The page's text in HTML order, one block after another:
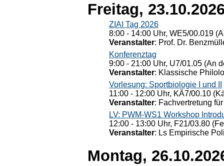
Freitag,
ZIAI Tag 2026
8:00 - 14:00 Uhr, WE5/00.019
Veranstalter: Prof. Dr.
Konferenztag
9:00 - 21:00 Uhr, U7/01.05 (An
Veranstalter: Klassische
Vorlesung: Sportbiologie I und II
11:00 - 12:00 Uhr, KÄ7/00.10
Veranstalter: Fachvertretung
LV: PWM-WS1 Workshop
12:00 - 13:00 Uhr, F21/03.80
Veranstalter: Ls Empirische
Montag,